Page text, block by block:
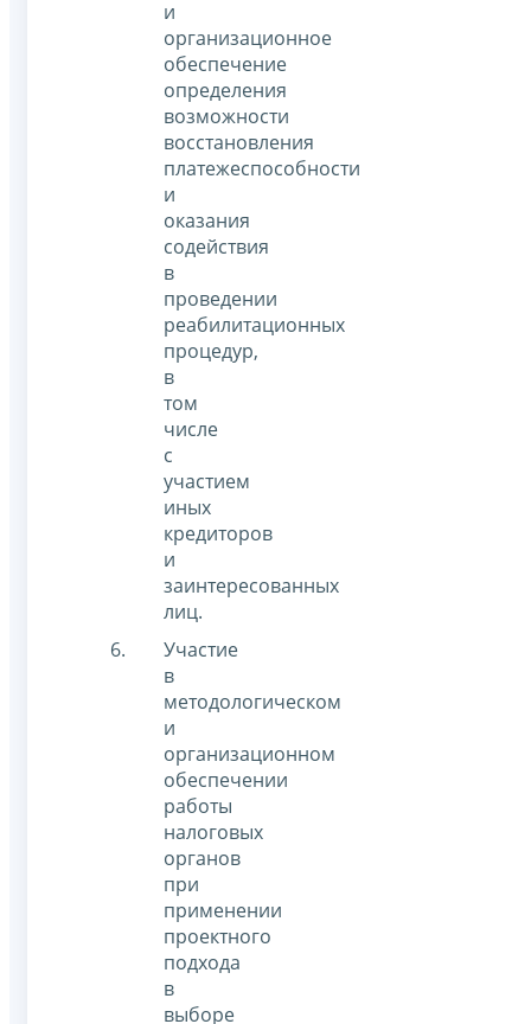
и
организационное
обеспечение
определения
возможности
восстановления
платежеспособности
и
оказания
содействия
в
проведении
реабилитационных
процедур,
в
том
числе
с
участием
иных
кредиторов
и
заинтересованных
лиц.
Участие
в
методологическом
и
организационном
обеспечении
работы
налоговых
органов
при
применении
проектного
подхода
в
выборе